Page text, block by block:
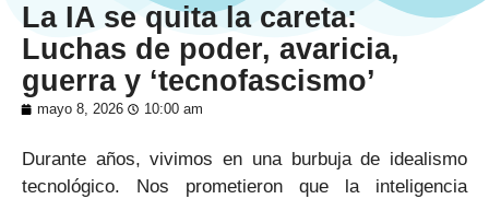
La IA se quita la careta:
Luchas de poder, avaricia,
guerra y ‘tecnofascismo’
mayo 8, 2026 10:00 am
Durante años, vivimos en una burbuja de idealismo
tecnológico. Nos prometieron que la inteligencia